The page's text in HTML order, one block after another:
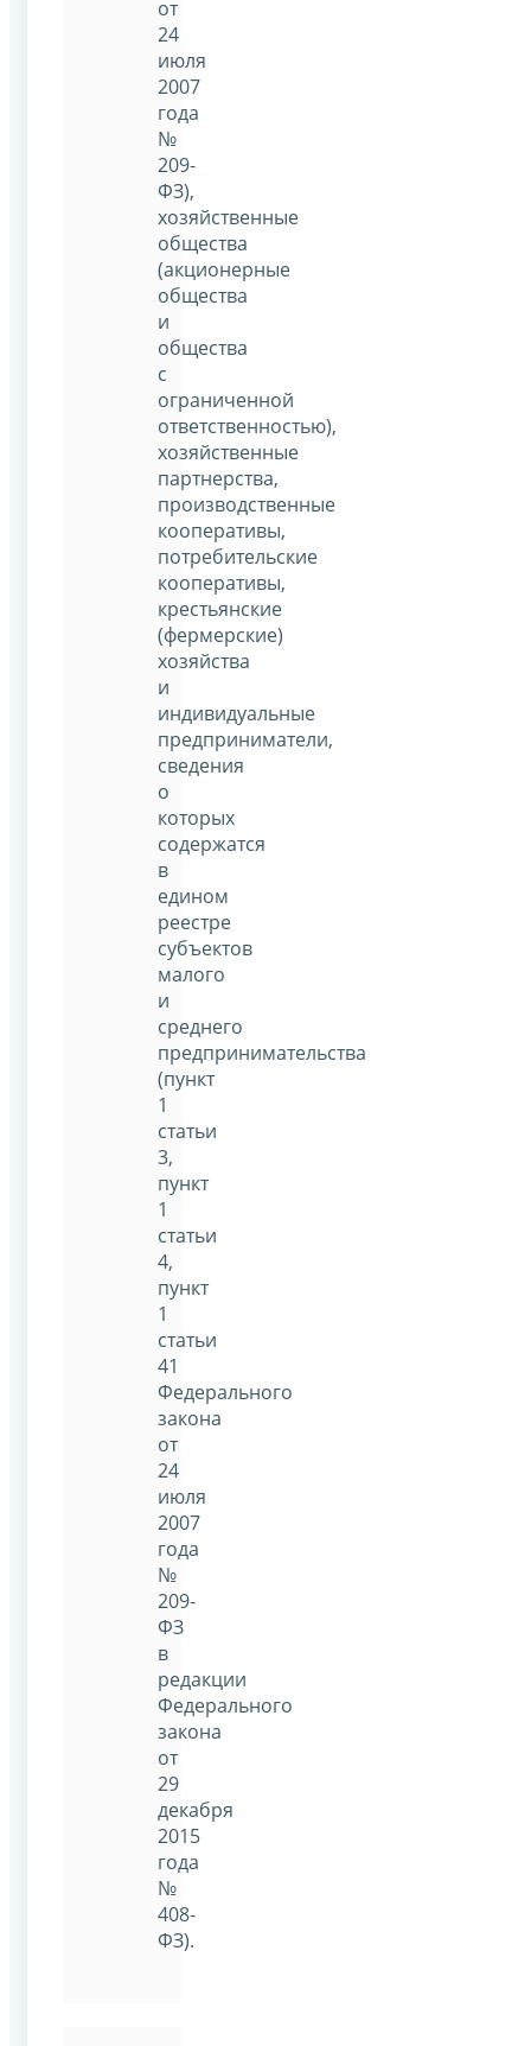
от
24
июля
2007
года
№
209-
ФЗ),
хозяйственные
общества
(акционерные
общества
и
общества
с
ограниченной
ответственностью),
хозяйственные
партнерства,
производственные
кооперативы,
потребительские
кооперативы,
крестьянские
(фермерские)
хозяйства
и
индивидуальные
предприниматели,
сведения
о
которых
содержатся
в
едином
реестре
субъектов
малого
и
среднего
предпринимательства
(пункт
1
статьи
3,
пункт
1
статьи
4,
пункт
1
статьи
41
Федерального
закона
от
24
июля
2007
года
№
209-
ФЗ
в
редакции
Федерального
закона
от
29
декабря
2015
года
№
408-
ФЗ).